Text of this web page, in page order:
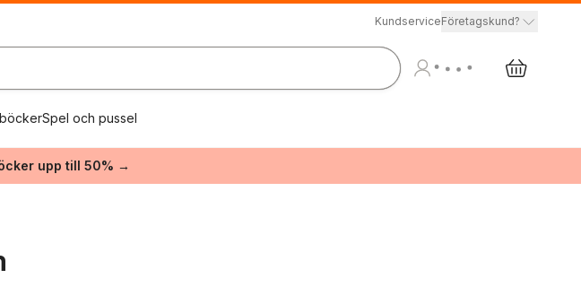
KundserviceFöretagskund?
Spel och pussel
upp till 50% →